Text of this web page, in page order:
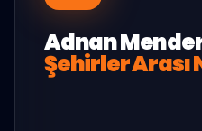
Adnan
Şehirler Arası